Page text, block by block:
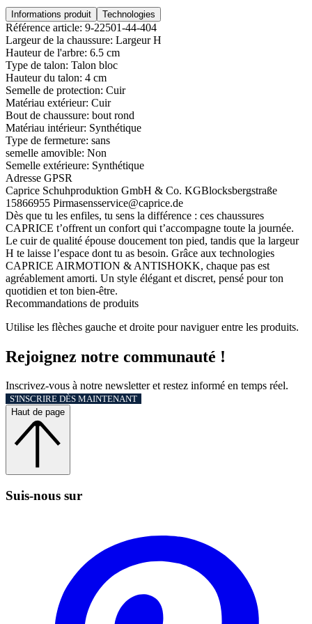
Informations produit Technologies
Référence article: 9-22501-44-404
Largeur de la chaussure: Largeur H
Hauteur de l'arbre: 6.5 cm
Type de talon: Talon bloc
Hauteur du talon: 4 cm
Semelle de protection: Cuir
Matériau extérieur: Cuir
Bout de chaussure: bout rond
Matériau intérieur: Synthétique
Type de fermeture: sans
semelle amovible: Non
Semelle extérieure: Synthétique
Adresse GPSR
Caprice Schuhproduktion GmbH & Co. KGBlocksbergstraße
15866955 Pirmasensservice@caprice.de
Dès que tu les enfiles, tu sens la différence : ces chaussures
CAPRICE t’offrent un confort qui t’accompagne toute la journée.
Le cuir de qualité épouse doucement ton pied, tandis que la largeur
H te laisse l’espace dont tu as besoin. Grâce aux technologies
CAPRICE AIRMOTION & ANTISHOKK, chaque pas est
agréablement amorti. Un style élégant et discret, pensé pour ton
quotidien et ton bien-être.
Recommandations de produits
Utilise les flèches gauche et droite pour naviguer entre les produits.
Rejoignez notre communauté !
Inscrivez-vous à notre newsletter et restez informé en temps réel.
S'INSCRIRE DÈS MAINTENANT
Haut de page
Suis‑nous sur